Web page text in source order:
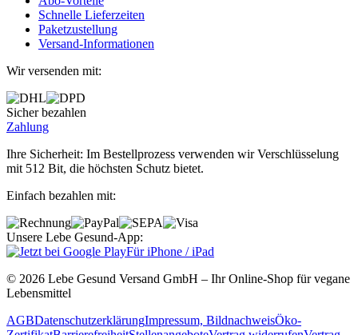
Schnelle Lieferzeiten
Paketzustellung
Versand‐Informationen
Wir versenden mit:
Sicher bezahlen
Zahlung
Ihre Sicherheit: Im Bestellprozess verwenden wir Verschlüsselung
mit 512 Bit, die höchsten Schutz bietet.
Einfach bezahlen mit:
Unsere Lebe Gesund-App:
Für iPhone / iPad
© 2026 Lebe Gesund Versand GmbH – Ihr Online‐Shop für vegane
Lebensmittel
AGBDatenschutzerklärungImpressum, BildnachweisÖko‐